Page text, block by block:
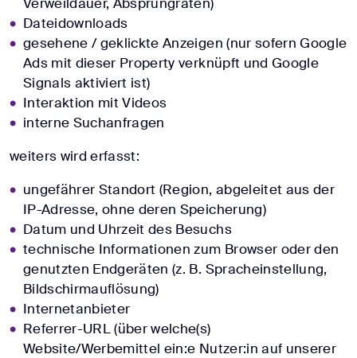
Dateidownloads
gesehene / geklickte Anzeigen (nur sofern Google
Ads mit dieser Property verknüpft und Google
Signals aktiviert ist)
Interaktion mit Videos
interne Suchanfragen
weiters wird erfasst:
ungefährer Standort (Region, abgeleitet aus der
IP-Adresse, ohne deren Speicherung)
Datum und Uhrzeit des Besuchs
technische Informationen zum Browser oder den
genutzten Endgeräten (z. B. Spracheinstellung,
Bildschirmauflösung)
Internetanbieter
Referrer-URL (über welche(s)
Website/Werbemittel ein:e Nutzer:in auf unserer